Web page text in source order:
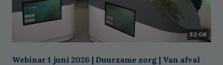
32:08
Webinar 1 juni 2026 | Duurzame zorg | Van afval